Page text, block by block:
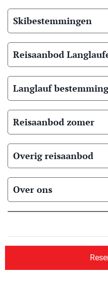
Skibestemmingen
Reisaanbod
Langlauf
Reisaanbod zomer
Overig reisaanbod
Over ons
© 2026 Scandic Booking